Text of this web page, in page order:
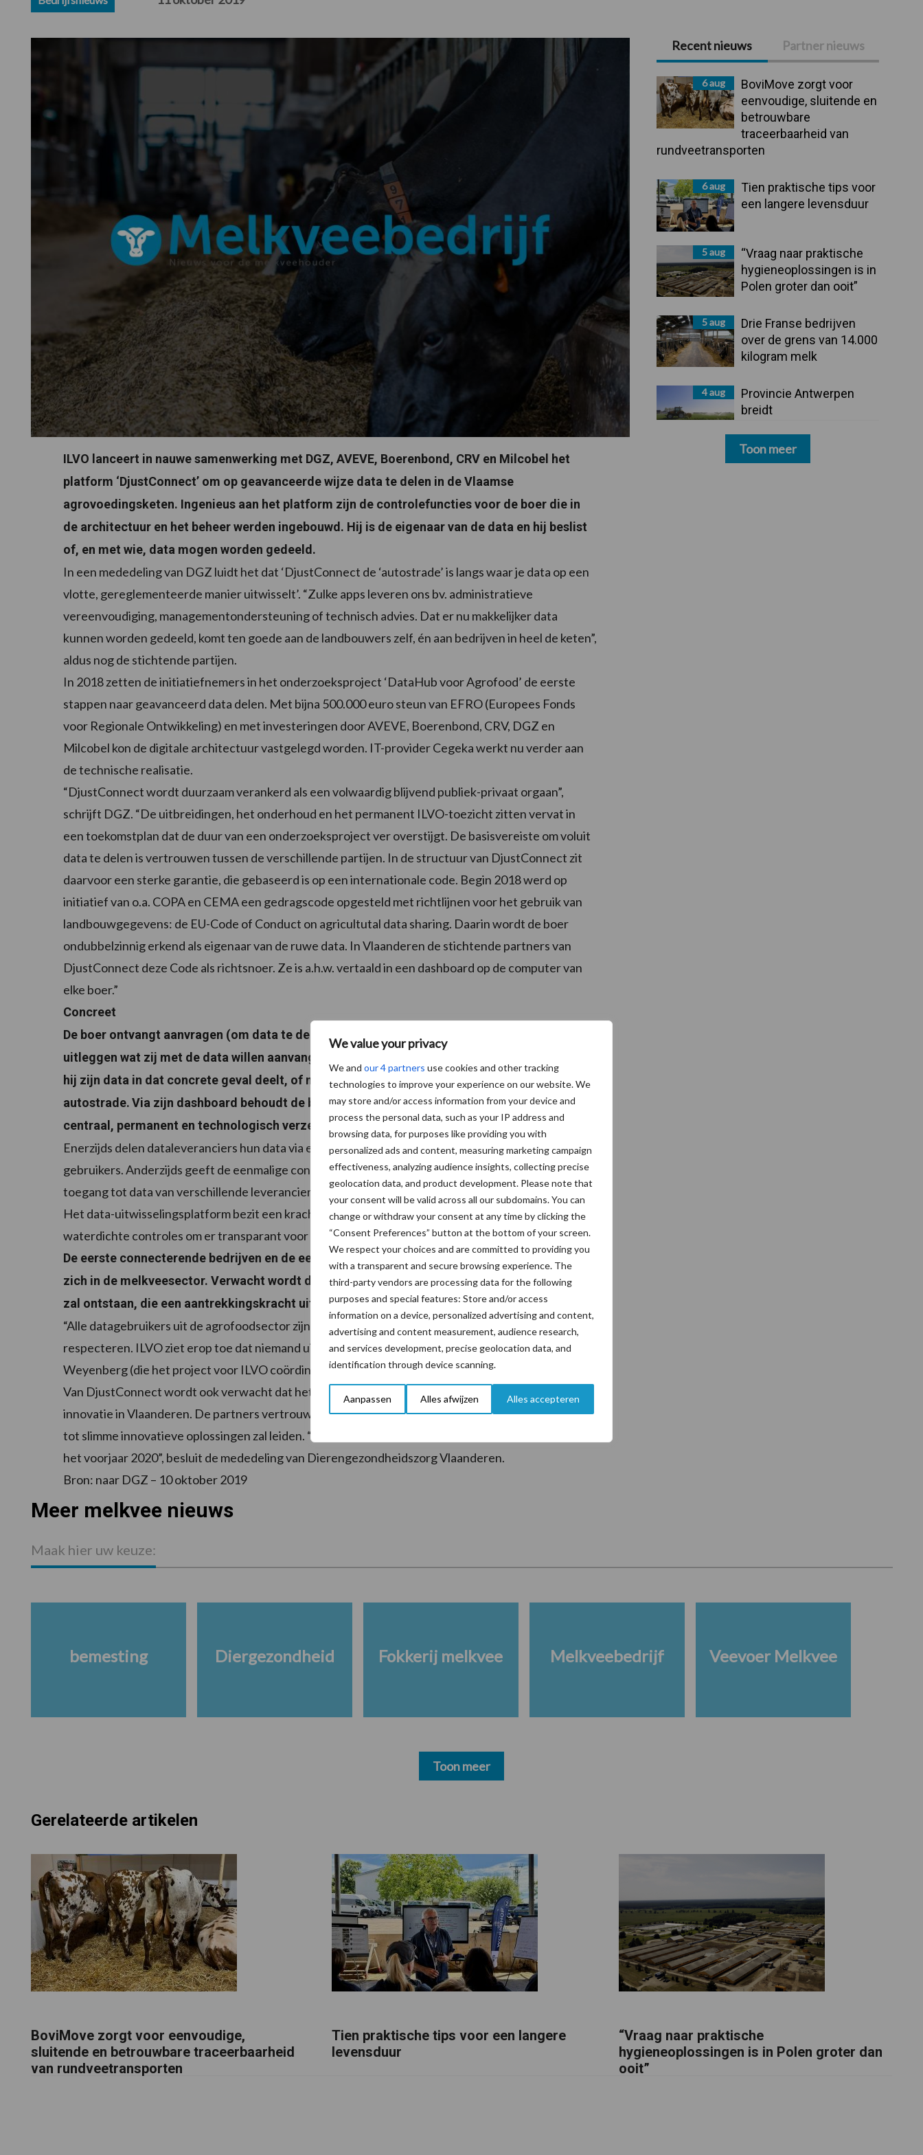
We value your privacy
We and our 4 partners use cookies and other tracking
technologies to improve your experience on our website. We
may store and/or access information from your device and
process the personal data, such as your IP address and
browsing data, for purposes like providing you with
personalized ads and content, measuring marketing campaign
effectiveness, analyzing audience insights, collecting precise
geolocation data, and product development. Please note that
your consent will be valid across all our subdomains. You can
change or withdraw your consent at any time by clicking the
“Consent Preferences” button at the bottom of your screen.
We respect your choices and are committed to providing you
with a transparent and secure browsing experience. The
third-party vendors are processing data for the following
purposes and special features: Store and/or access
information on a device, personalized advertising and content,
advertising and content measurement, audience research,
and services development, precise geolocation data, and
identification through device scanning.
Aanpassen Alles afwijzen Alles accepteren
ILVO lanceert in nauwe samenwerking met DGZ, AVEVE, Boerenbond, CRV en Milcobel het
platform ‘DjustConnect’ om op geavanceerde wijze data te delen in de Vlaamse
agrovoedingsketen. Ingenieus aan het platform zijn de controlefuncties voor de boer die in
de architectuur en het beheer werden ingebouwd. Hij is de eigenaar van de data en hij beslist
of, en met wie, data mogen worden gedeeld.
In een mededeling van DGZ luidt het dat ‘DjustConnect de ‘autostrade’ is langs waar je data op een
vlotte, gereglementeerde manier uitwisselt’. “Zulke apps leveren ons bv. administratieve
vereenvoudiging, managementondersteuning of technisch advies. Dat er nu makkelijker data
kunnen worden gedeeld, komt ten goede aan de landbouwers zelf, én aan bedrijven in heel de keten”,
aldus nog de stichtende partijen.
In 2018 zetten de initiatiefnemers in het onderzoeksproject ‘DataHub voor Agrofood’ de eerste
stappen naar geavanceerd data delen. Met bijna 500.000 euro steun van EFRO (Europees Fonds
voor Regionale Ontwikkeling) en met investeringen door AVEVE, Boerenbond, CRV, DGZ en
Milcobel kon de digitale architectuur vastgelegd worden. IT-provider Cegeka werkt nu verder aan
de technische realisatie.
“DjustConnect wordt duurzaam verankerd als een volwaardig blijvend publiek-privaat orgaan”,
schrijft DGZ. “De uitbreidingen, het onderhoud en het permanent ILVO-toezicht zitten vervat in
een toekomstplan dat de duur van een onderzoeksproject ver overstijgt. De basisvereiste om voluit
data te delen is vertrouwen tussen de verschillende partijen. In de structuur van DjustConnect zit
daarvoor een sterke garantie, die gebaseerd is op een internationale code. Begin 2018 werd op
initiatief van o.a. COPA en CEMA een gedragscode opgesteld met richtlijnen voor het gebruik van
landbouwgegevens: de EU-Code of Conduct on agricultutal data sharing. Daarin wordt de boer
ondubbelzinnig erkend als eigenaar van de ruwe data. In Vlaanderen de stichtende partners van
DjustConnect deze Code als richtsnoer. Ze is a.h.w. vertaald in een dashboard op de computer van
elke boer.”
Concreet
De boer ontvangt aanvragen (om data te delen) waarin datagebruikers in verstaanbare taal
uitleggen wat zij met de data willen aanvangen. Telkens beslist hij met een eenvoudige klik of
hij zijn data in dat concrete geval deelt, of niet. Enkel de ‘aangevinkte’ data kunnen op de
autostrade.Via zijn dashboard behoudt de boer het overzicht. Zijn eigendomsrechten zijn
centraal, permanent en technologisch verzekerd.
Enerzijds delen dataleveranciers hun data via een eenmalige connectie met vele (potentiële)
gebruikers. Anderzijds geeft de eenmalige connecteer-actie aan de datagebruikers (potentieel)
toegang tot data van verschillende leveranciers. Zo wordt het data-delen technisch eenvoudiger.
Het data-uitwisselingsplatform bezit een krachtige beveiliging en een hoge performantie. Er zijn
waterdichte controles om er transparant voor te zorgen dat alle spelers de spelregels respecteren.
De eerste connecterende bedrijven en de eerste op DjustConnect-draaiende apps situeren
zich in de melkveesector. Verwacht wordt dat er van daaruit snel een zekere kritische massa
zal ontstaan, die een aantrekkingskracht uitoefent op veel andere bedrijven en boeren.
“Alle datagebruikers uit de agrofoodsector zijn welkom. De enige voorwaarde is dat ze de spelregels
respecteren. ILVO ziet erop toe dat niemand uitgesloten wordt van deelname“, liet Stephanie Van
Weyenberg (die het project voor ILVO coördineert noteren.
Van DjustConnect wordt ook verwacht dat het een belangrijke katalysator wordt voor data-
innovatie in Vlaanderen. De partners vertrouwen erop dat de combinatie van bestaande gegevens
tot slimme innovatieve oplossingen zal leiden. “De eerste toepassingen (apps) worden al verwacht in
het voorjaar 2020”, besluit de mededeling van Dierengezondheidszorg Vlaanderen.
Bron: naar DGZ – 10 oktober 2019
Primaire
Sidebar
Recent nieuws Partner nieuws
6 aug
BoviMove zorgt voor
eenvoudige, sluitende en
betrouwbare
traceerbaarheid van
rundveetransporten
6 aug
Tien praktische tips voor
een langere levensduur
5 aug
“Vraag naar praktische
hygieneoplossingen is in
Polen groter dan ooit”
5 aug
Drie Franse bedrijven
over de grens van 14.000
kilogram melk
4 aug
Provincie Antwerpen
breidt
geen water meer
Toon meer
Meer melkvee nieuws
Maak hier uw keuze:
bemesting Diergezondheid Fokkerij melkvee Melkveebedrijf Veevoer Melkvee
Toon meer
Gerelateerde artikelen
BoviMove zorgt voor eenvoudige,
sluitende en betrouwbare traceerbaarheid
van rundveetransporten
Tien praktische tips voor een langere
levensduur
“Vraag naar praktische
hygieneoplossingen is in Polen groter dan
ooit”